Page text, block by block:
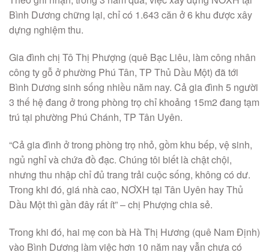
Bình Dương chững lại, chỉ có 1.643 căn ở 6 khu được xây
dựng nghiệm thu.
Gia đình chị Tô Thị Phượng (quê Bạc Liêu, làm công nhân
công ty gỗ ở phường Phú Tân, TP Thủ Dầu Một) đã tới
Bình Dương sinh sống nhiều năm nay. Cả gia đình 5 người
3 thế hệ đang ở trong phòng trọ chỉ khoảng 15m2 đang tạm
trú tại phường Phú Chánh, TP Tân Uyên.
“Cả gia đình ở trong phòng trọ nhỏ, gồm khu bếp, vệ sinh,
ngủ nghỉ và chứa đồ đạc. Chúng tôi biết là chật chội,
nhưng thu nhập chỉ đủ trang trải cuộc sống, không có dư.
Trong khi đó, giá nhà cao, NƠXH tại Tân Uyên hay Thủ
Dầu Một thì gần đây rất ít” – chị Phượng chia sẻ.
Trong khi đó, hai mẹ con bà Hà Thị Hương (quê Nam Định)
vào Bình Dương làm việc hơn 10 năm nay vẫn chưa có